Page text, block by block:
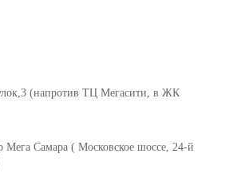
(напротив ТЦ Мегасити, в ЖК
Мега Самара ( Московское шоссе, 24-й